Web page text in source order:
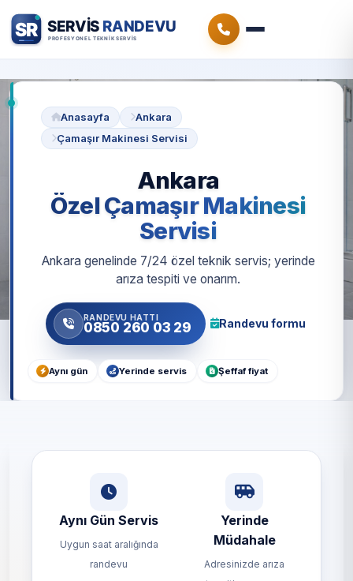
Anasayfa
Ankara
Çamaşır Makinesi Servisi
Ankara
Özel Çamaşır Makinesi
Servisi
Ankara genelinde 7/24 özel teknik servis; yerinde
arıza tespiti ve onarım.
RANDEVU HATTI
0850 260 03 29 Randevu formu
Aynı gün Yerinde servis Şeffaf fiyat
Aynı Gün Servis
Uygun saat aralığında
randevu
Yerinde
Müdahale
Adresinizde arıza